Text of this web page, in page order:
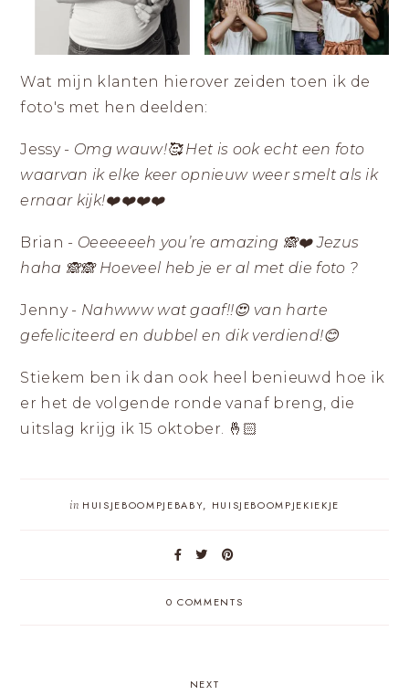
Wat mijn klanten hierover zeiden toen ik de
foto's met hen deelden:
Jessy - Omg wauw!🥰 Het is ook echt een foto
waarvan ik elke keer opnieuw weer smelt als ik
ernaar kijk!❤️❤️❤️❤️
Brian - Oeeeeeeh you’re amazing 🙈❤️ Jezus
haha 🙈🙈 Hoeveel heb je er al met die foto ?
Jenny - Nahwww wat gaaf!!😍 van harte
gefeliciteerd en dubbel en dik verdiend!😊
Stiekem ben ik dan ook heel benieuwd hoe ik
er het de volgende ronde vanaf breng, die
uitslag krijg ik 15 oktober. 🤞🏻
in HUISJEBOOMPJEBABY, HUISJEBOOMPJEKIEKJE
0 COMMENTS
NEXT